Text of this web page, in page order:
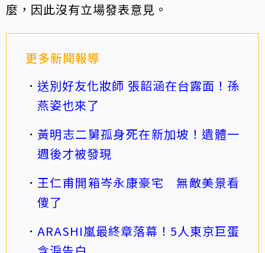
麼，因此沒有立場發表意見。
更多新聞報導
送別好友化妝師 張韶涵在台露面！孫
燕姿也來了
黃明志二舅孤身死在新加坡！遺體一
週後才被發現
王仁甫開箱岑永康豪宅 無敵美景看
傻了
ARASHI嵐最終章落幕！5人東京巨蛋